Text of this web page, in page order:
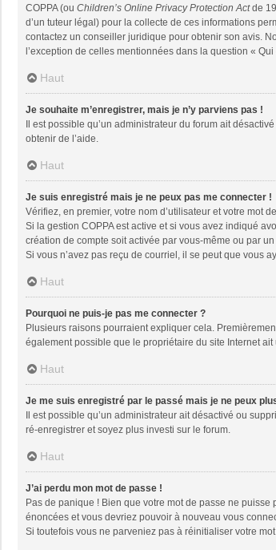
COPPA (ou Children’s Online Privacy Protection Actde
d’un tuteur légal) pour la collecte de ces informations
contactez un conseiller juridique pour obtenir son avis.
l’exception de celles mentionnées dans la question «
Haut
Je souhaite m’enregistrer, mais je n’y parviens pas !
Il est possible qu’un administrateur du forum ait
obtenir de l’aide.
Haut
Je suis enregistré mais je ne peux pas me connecter !
Vérifiez, en premier, votre nom d’utilisateur et votre mot
Si la gestion COPPA est active et si vous avez indiqué
création de compte soit activée par vous-même ou par
Si vous n’avez pas reçu de courriel, il se peut que vous
Haut
Pourquoi ne puis-je pas me connecter ?
Plusieurs raisons pourraient expliquer cela.
également possible que le propriétaire du site Internet
Haut
Je me suis enregistré par le passé mais je ne peux
Il est possible qu’un administrateur ait désactivé ou
ré-enregistrer et soyez plus investi sur le forum.
Haut
J’ai perdu mon mot de passe !
Pas de panique ! Bien que votre mot de passe ne
énoncées et vous devriez pouvoir à nouveau vous
Si toutefois vous ne parveniez pas à réinitialiser votre